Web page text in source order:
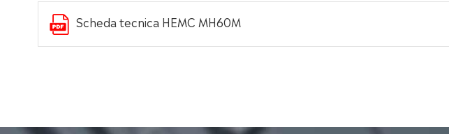
Scheda tecnica HEMC MH60M